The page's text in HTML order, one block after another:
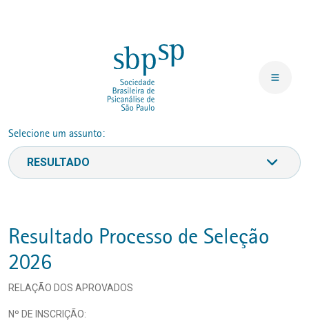
Selecione um assunto:
Resultado Processo de Seleção
2026
RELAÇÃO DOS APROVADOS
Nº DE INSCRIÇÃO: